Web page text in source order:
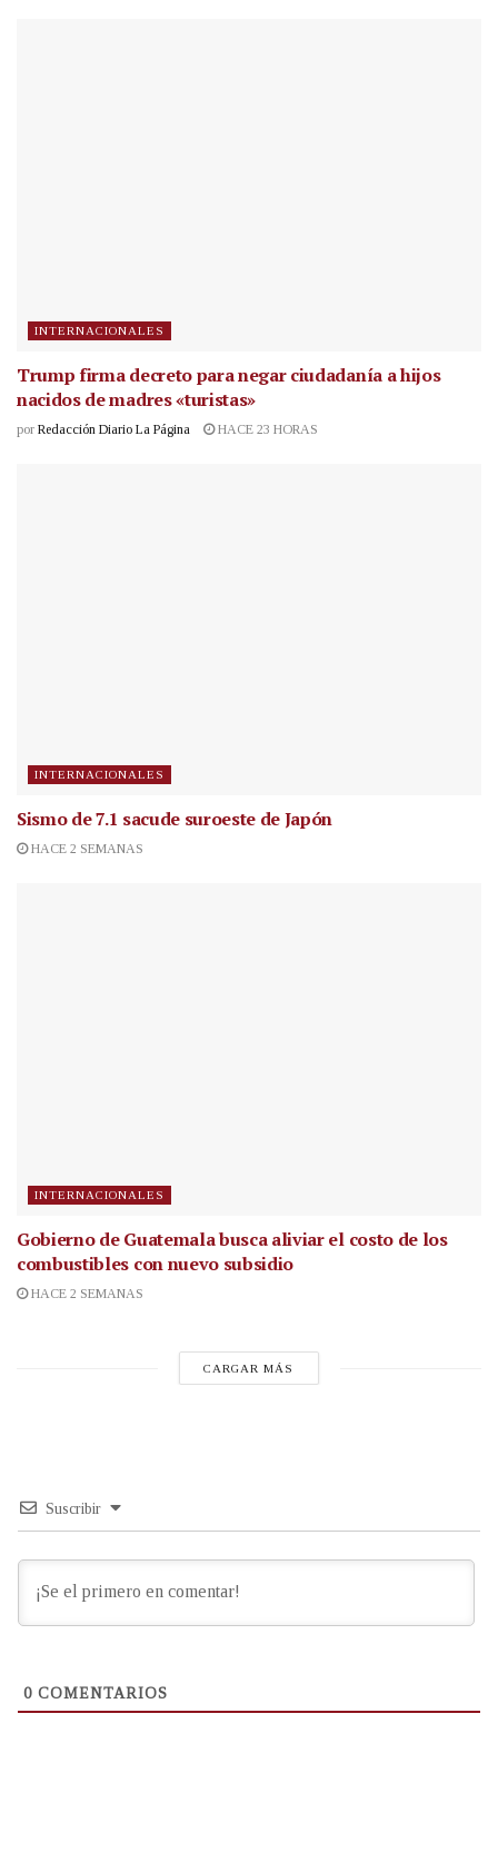
INTERNACIONALES
Trump firma decreto para negar ciudadanía a hijos
nacidos de madres «turistas»
por Redacción Diario La Página HACE 23 HORAS
INTERNACIONALES
Sismo de 7.1 sacude suroeste de Japón
HACE 2 SEMANAS
INTERNACIONALES
Gobierno de Guatemala busca aliviar el costo de los
combustibles con nuevo subsidio
HACE 2 SEMANAS
CARGAR MÁS
Suscribir
0 COMENTARIOS